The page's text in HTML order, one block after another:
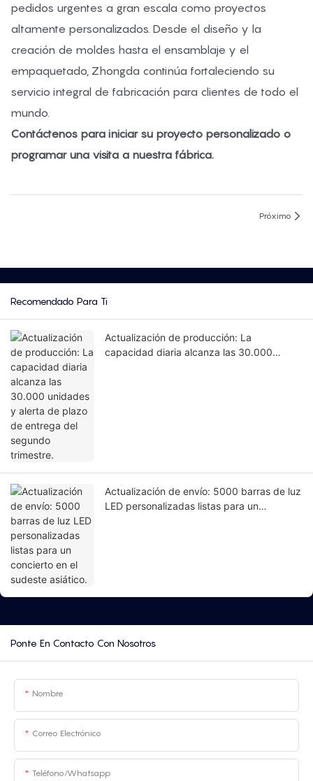
pedidos urgentes a gran escala como proyectos
altamente personalizados. Desde el diseño y la
creación de moldes hasta el ensamblaje y el
empaquetado, Zhongda continúa fortaleciendo su
servicio integral de fabricación para clientes de todo el
mundo.
Contáctenos para iniciar su proyecto personalizado o
programar una visita a nuestra fábrica.
Próximo
Recomendado Para Ti
Actualización de producción: La
capacidad diaria alcanza las 30.000
Actualización de envío: 5000 barras de luz
LED personalizadas listas para un
Ponte En Contacto Con Nosotros
Nombre
Correo Electrónico
Teléfono/whatsapp